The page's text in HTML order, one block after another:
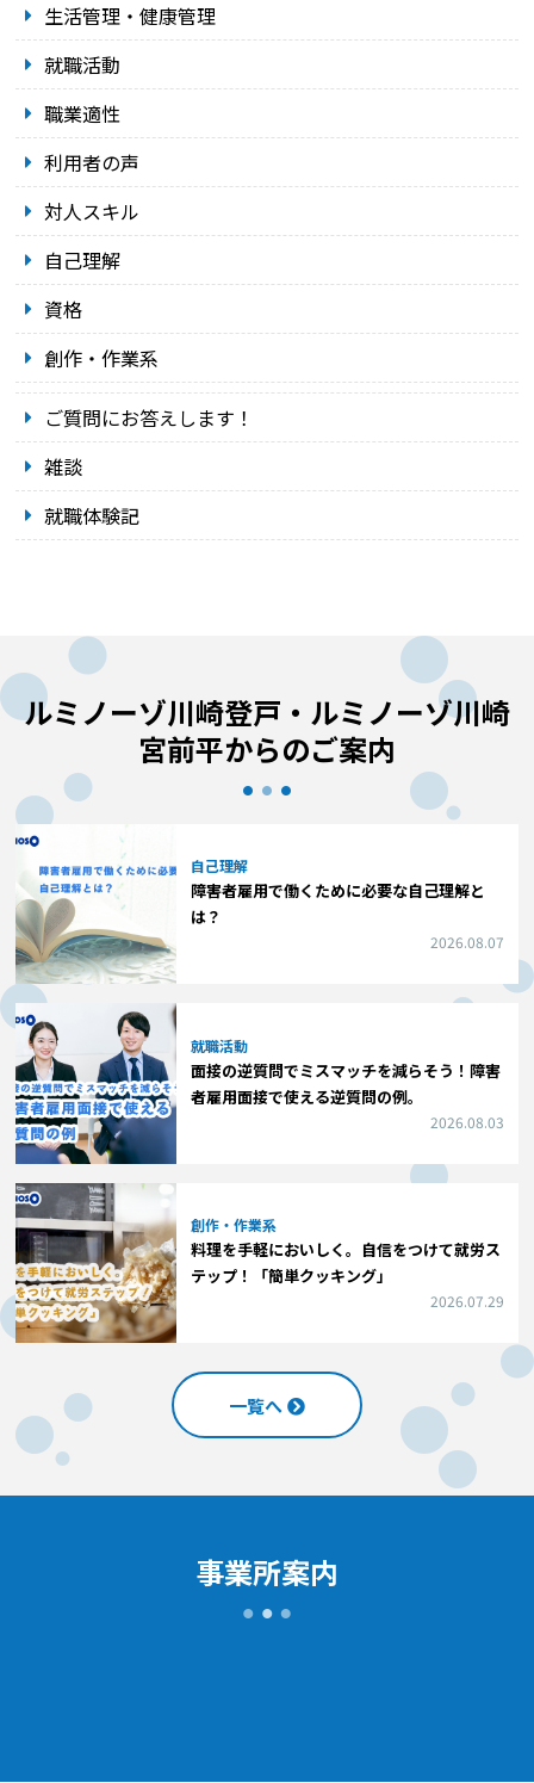
生活管理・健康管理
就職活動
職業適性
利用者の声
対人スキル
自己理解
資格
創作・作業系
ご質問にお答えします！
雑談
就職体験記
ルミノーゾ川崎登戸・ルミノーゾ川崎
宮前平からのご案内
自己理解
障害者雇用で働くために必要な自己理解と
は？
2026.08.07
就職活動
面接の逆質問でミスマッチを減らそう！障害
者雇用面接で使える逆質問の例。
2026.08.03
創作・作業系
料理を手軽においしく。自信をつけて就労ス
テップ！「簡単クッキング」
2026.07.29
一覧へ
事業所案内